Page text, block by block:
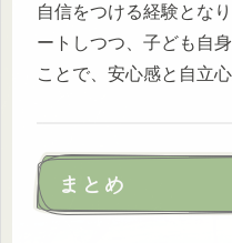
自信をつける経験とな
ートしつつ、子ども自
ことで、安心感と自立
まとめ